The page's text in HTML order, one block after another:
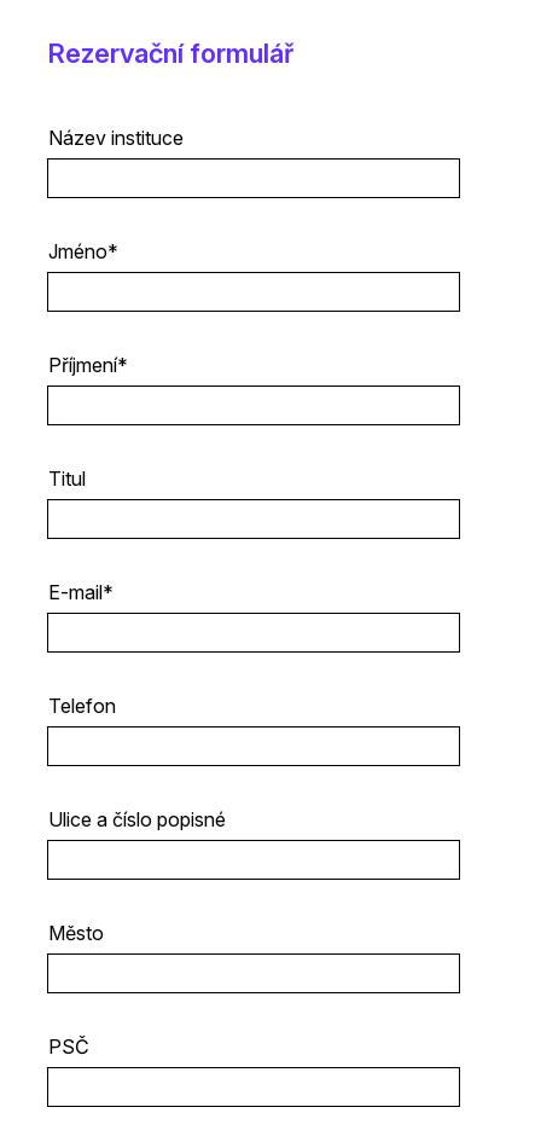
Rezervační formulář
Název instituce
Jméno*
Příjmení*
Titul
E-mail*
Telefon
Ulice a číslo popisné
Město
PSČ